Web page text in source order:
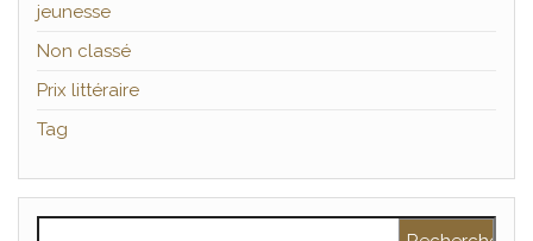
jeunesse
Non classé
Prix littéraire
Tag